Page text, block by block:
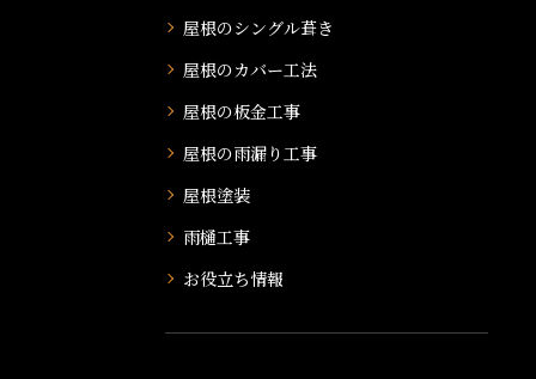
屋根のシングル葺き
屋根のカバー工法
屋根の板金工事
屋根の雨漏り工事
屋根塗装
雨樋工事
お役立ち情報